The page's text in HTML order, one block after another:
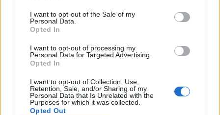
I want to opt-out of the Sale of my
Personal Data.
Opted In
I want to opt-out of processing my
Personal Data for Targeted Advertising.
Opted In
I want to opt-out of Collection, Use,
Retention, Sale, and/or Sharing of my
Personal Data that Is Unrelated with the
Purposes for which it was collected.
Opted Out
Heräsikö ajatuksia? Kerro mielipiteesi.
Tutustu kuitenkin
sääntöihin.